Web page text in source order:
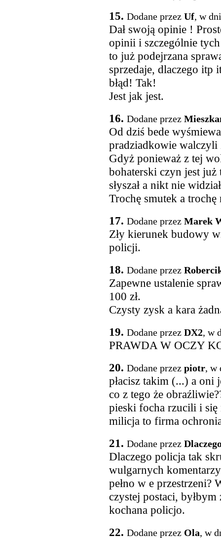
15. Dodane przez Uf, w
Dał swoją opinie !
opinii i szczególnie
to już podejrzana
sprzedaje, dlaczego
błąd! Tak!
Jest jak jest.
16. Dodane przez
Od dziś bede
pradziadkowie
Gdyż ponieważ z tej
bohaterski czyn jest
słyszał a nikt nie
Trochę smutek a trochę
17. Dodane przez Marek
Zły kierunek budowy
policji.
18. Dodane przez
Zapewne ustalenie
100 zł.
Czysty zysk a kara
19. Dodane przez DX2, w
PRAWDA W OCZY
20. Dodane przez piotr, w
płacisz takim (...) a oni
co z tego że
pieski focha rzucili i się
milicja to firma
21. Dodane przez
Dlaczego policja tak
wulgarnych
pełno w e przestrzeni?
czystej postaci,
kochana policjo.
22. Dodane przez Ola, w